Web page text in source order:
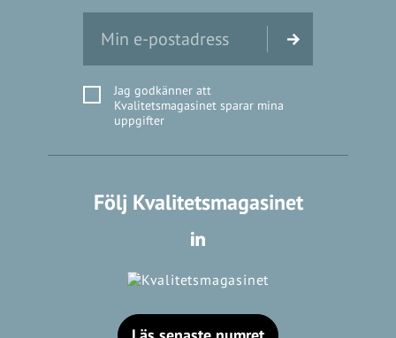
Jag godkänner att
Kvalitetsmagasinet sparar mina
uppgifter
Följ Kvalitetsmagasinet